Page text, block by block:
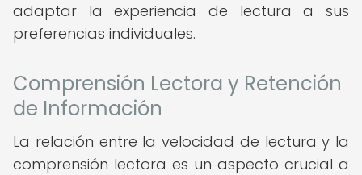
adaptar la experiencia de lectura a sus
preferencias individuales.
Comprensión Lectora y Retención
de Información
La relación entre la velocidad de lectura y la
comprensión lectora es un aspecto crucial a